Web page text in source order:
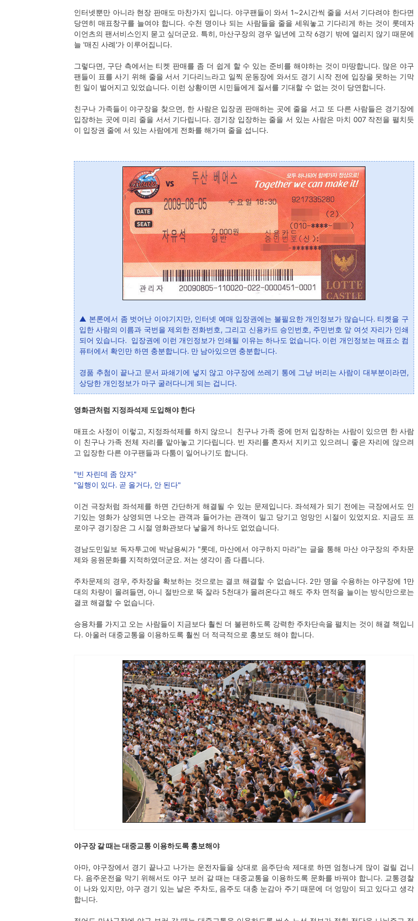
인터넷뿐만 아니라 현장 판매도 마찬가지 입니다. 야구팬들이 와서 1~2시간씩 줄을 서서 기다려야 한다면
당연히 매표창구를 늘여야 합니다. 수천 명이나 되는 사람들을 줄을 세워놓고 기다리게 하는 것이 롯데자
이언츠의 팬서비스인지 묻고 싶더군요. 특히, 마산구장의 경우 일년에 고작 6경기 밖에 열리지 않기 때문에
늘 '매진 사례'가 이루어집니다.
그렇다면, 구단 측에서는 티켓 판매를 좀 더 쉽게 할 수 있는 준비를 해야하는 것이 마땅합니다. 많은 야구
팬들이 표를 사기 위해 줄을 서서 기다리느라고 일찍 운동장에 와서도 경기 시작 전에 입장을 못하는 기막
힌 일이 벌어지고 있었습니다. 이런 상황이면 시민들에게 질서를 기대할 수 없는 것이 당연합니다.
친구나 가족들이 야구장을 찾으면, 한 사람은 입장권 판매하는 곳에 줄을 서고 또 다른 사람들은 경기장에
입장하는 곳에 미리 줄을 서서 기다립니다. 경기장 입장하는 줄을 서 있는 사람은 마치 007 작전을 펼치듯
이 입장권 줄에 서 있는 사람에게 전화를 해가며 줄을 섭니다.
▲ 본론에서 좀 벗어난 이야기지만, 인터넷 예매 입장권에는 불필요한 개인정보가 많습니다. 티켓을 구
입한 사람의 이름과 국번을 제외한 전화번호, 그리고 신용카드 승인번호, 주민번호 앞 여섯 자리가 인쇄
되어 있습니다. 입장권에 이런 개인정보가 인쇄될 이유는 하나도 없습니다. 이런 개인정보는 매표소 컴
퓨터에서 확인만 하면 충분합니다. 만 남아있으면 충분합니다.
경품 추첨이 끝나고 문서 파쇄기에 넣지 않고 야구장에 쓰레기 통에 그냥 버리는 사람이 대부분이라면,
상당한 개인정보가 마구 굴러다니게 되는 겁니다.
영화관처럼 지정좌석제 도입해야 한다
매표소 사정이 이렇고, 지정좌석제를 하지 않으니 친구나 가족 중에 먼저 입장하는 사람이 있으면 한 사람
이 친구나 가족 전체 자리를 맡아놓고 기다립니다. 빈 자리를 혼자서 지키고 있으려니 좋은 자리에 않으려
고 입장한 다른 야구팬들과 다툼이 일어나기도 합니다.
"빈 자린데 좀 앉자"
"일행이 있다. 곧 올거다, 안 된다"
이건 극장처럼 좌석제를 하면 간단하게 해결될 수 있는 문제입니다. 좌석제가 되기 전에는 극장에서도 인
기있는 영화가 상영되면 나오는 관객과 들어가는 관객이 밀고 당기고 엉망인 시절이 있었지요. 지금도 프
로야구 경기장은 그 시절 영화관보다 낳을게 하나도 없었습니다.
경남도민일보 독자투고에 박남용씨가 "롯데, 마산에서 야구하지 마라"는 글을 통해 마산 야구장의 주차문
제와 응원문화를 지적하였더군요. 저는 생각이 좀 다릅니다.
주차문제의 경우, 주차장을 확보하는 것으로는 결코 해결할 수 없습니다. 2만 명을 수용하는 야구장에 1만
대의 차량이 몰려들면, 아니 절반으로 뚝 잘라 5천대가 몰려온다고 해도 주차 면적을 늘이는 방식만으로는
결코 해결할 수 없습니다.
승용차를 가지고 오는 사람들이 지금보다 훨씬 더 불편하도록 강력한 주차단속을 펼치는 것이 해결 책입니
다. 아울러 대중교통을 이용하도록 훨씬 더 적극적으로 홍보도 해야 합니다.
야구장 갈 때는 대중교통 이용하도록 홍보해야
아마, 야구장에서 경기 끝나고 나가는 운전자들을 상대로 음주단속 제대로 하면 엄청나게 많이 걸릴 겁니
다. 음주운전을 막기 위해서도 야구 보러 갈 때는 대중교통을 이용하도록 문화를 바꿔야 합니다. 교통경찰
이 나와 있지만, 야구 경기 있는 날은 주차도, 음주도 대충 눈감아 주기 때문에 더 엉망이 되고 있다고 생각
합니다.